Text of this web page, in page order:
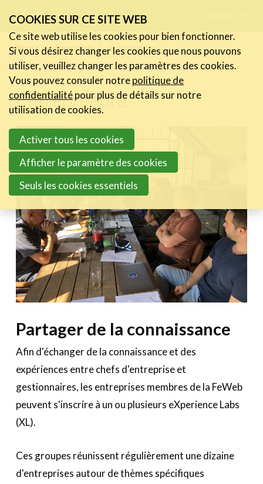
links
Jump
to
navigation
Jump
main
content
FR NL
Home Expertise Entreprendre
Entreprendre
Partager de la connaissance
Afin d'échanger de la connaissance et des
expériences entre chefs d'entreprise et
gestionnaires, les entreprises membres de la FeWeb
peuvent s'inscrire à un ou plusieurs eXperience Labs
(XL).
Ces groupes réunissent régulièrement une dizaine
d'entreprises autour de thèmes spécifiques
Actualités
Activités
Cases Gallery
Entreprendre
Entreprendre et les RH
Entreprendre & Aides
Financières
Accessibilité et inclusion
Marketing de contenu &
d'influence
Le Toolbox
Annuaire prestataires
Become a member
COOKIES SUR CE SITE WEB
Ce site web utilise les cookies pour bien fonctionner.
Si vous désirez changer les cookies que nous pouvons
utiliser, veuillez changer les paramètres des cookies.
Vous pouvez consuler notrepolitique de
confidentialitépour plus de détails sur notre
utilisation de cookies.
Activer tous les cookies
Afficher le paramètre des cookies
Seuls les cookies essentiels